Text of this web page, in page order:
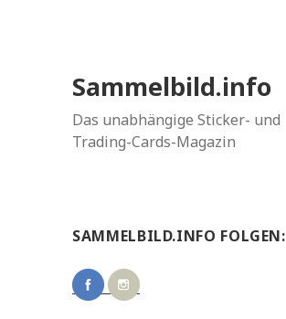
Sammelbild.info
Das unabhängige Sticker- und
Trading-Cards-Magazin
SAMMELBILD.INFO FOLGEN: